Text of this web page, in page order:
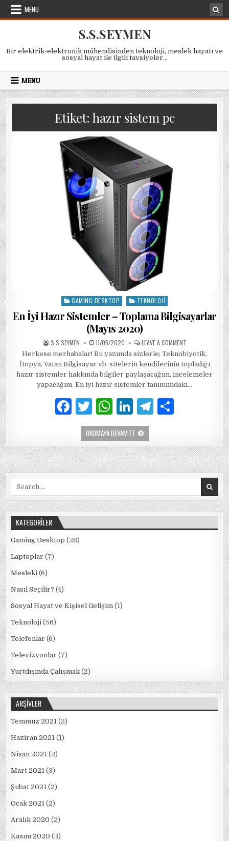
Skip
MENU
S.S.SEYMEN
Bir elektrik-elektronik mühendisinden teknoloji, meslek hayatı ve
sosyal hayat ile ilgili tavsiyeler…
MENU
Etiket: hazır sistem pc
Posted
GAMING DESKTOP TEKNOLOJI
En İyi Hazır Sistemler – Toplama Bilgisayarlar
(Mayıs 2020)
AUTHOR:
S.S.SEYMEN PUBLISHED
DATE:
11/05/2020 LEAVE A COMMENTON
İYI
HAZIR
SISTEMLER
–
TOPLAMA
BILGISAYARLAR
Herkese merhabalar! Bu yazımda sizlerle; Teknobiyotik,
İtopya, Vatan Bilgisayar vb. sitelerin kendilerinin topladığı
hazır sistemler hakkında bilgiler paylaşacağım, incelemeler
yapacağım. En iyi hazır sistemler tanımımdaki…
F
a
c
e
b
o
k
T
w
it
te
r
W
h
at
s
A
p
Li
n
k
e
dI
T
g
ra
e
OKUMAYA DEVAM ETEN
İYI
HAZIR
SISTEMLER
–
TOPLAMA
BILGISAYARLAR
(MAYIS
KATEGORILER
Gaming Desktop (28)
Laptoplar (7)
Mesleki (6)
Nasıl Seçilir? (4)
Sosyal Hayat ve Kişisel Gelişim (1)
Teknoloji (56)
Telefonlar (6)
Televizyonlar (7)
Yurtdışında Çalışmak (2)
ARŞIVLER
Temmuz 2021 (2)
Haziran 2021 (1)
Nisan 2021 (2)
Mart 2021 (3)
Şubat 2021 (2)
Ocak 2021 (2)
Aralık 2020 (2)
Kasım 2020 (3)